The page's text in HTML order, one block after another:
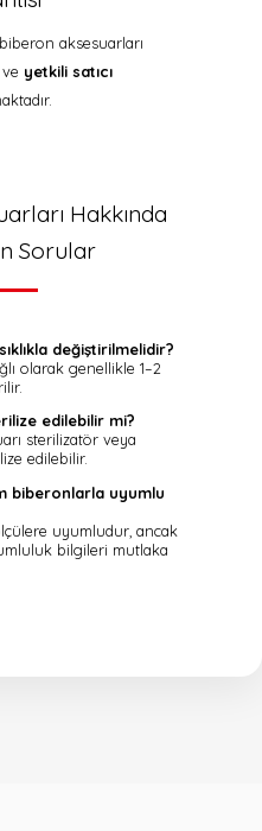
aksesuarları
yetkili satıcı
Hakkında
Sorular
değiştirilmelidir?
olarak genellikle 1–2
edilebilir mi?
sterilizatör veya
edilebilir.
biberonlarla uyumlu
uyumludur, ancak
bilgileri mutlaka